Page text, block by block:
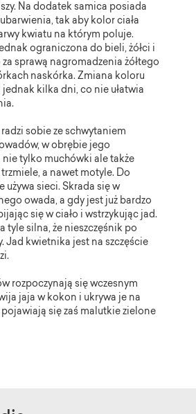
Na dodatek samica posiada
tak aby kolor ciała
kwiatu na którym poluje.
ograniczona do bieli, żółci i
sprawą nagromadzenia żółtego
naskórka. Zmiana koloru
kilka dni, co nie ułatwia
radzi sobie ze schwytaniem
w obrębie jego
nie tylko muchówki ale także
a nawet motyle. Do
używa sieci. Skrada się w
owada, a gdy jest już bardzo
się w ciało i wstrzykując jad.
tyle silna, że nieszczęśnik po
Jad kwietnika jest na szczęście
rozpoczynają się wczesnym
jaja w kokon i ukrywa je na
się zaś malutkie zielone